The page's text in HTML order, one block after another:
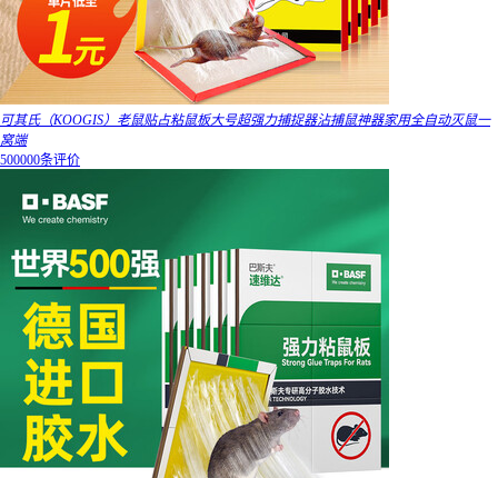
可其氏（KOOGIS）老鼠贴占粘鼠板大号超强力捕捉器沾捕鼠神器家用全自动灭鼠一
窝端
500000条评价